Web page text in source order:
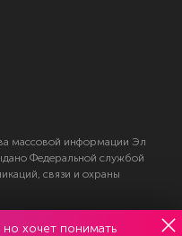
массовой информации Эл
Федеральной службой
связи и охраны
Эксперт»
но хочет понимать